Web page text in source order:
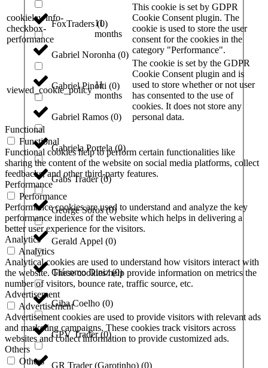
FoxTraders(0)
Gabriel Noronha (0)
Gabriel Pinotti (0)
Gabriel Ramos (0)
Gabriela Portela(0)
Gabs Trader(0)
George Soros(0)
Gerald Appel (0)
Giácomo Diniz(0)
Giba Coelho (0)
GPV Trader(0)
GR Trader (Garotinho) (0)
cookielawinfo-
checkbox-
performance
11
months
This cookie is set by GDPR
Cookie Consent plugin. The
cookie is used to store the user
consent for the cookies in the
category "Performance".
viewed_cookie_policy
11
months
The cookie is set by the GDPR
Cookie Consent plugin and is
used to store whether or not user
has consented to the use of
cookies. It does not store any
personal data.
Functional
Functional
Functional cookies help to perform certain functionalities like
sharing the content of the website on social media platforms, collect
feedbacks, and other third-party features.
Performance
Performance
Performance cookies are used to understand and analyze the key
performance indexes of the website which helps in delivering a
better user experience for the visitors.
Analytics
Analytics
Analytical cookies are used to understand how visitors interact with
the website. These cookies help provide information on metrics the
number of visitors, bounce rate, traffic source, etc.
Advertisement
Advertisement
Advertisement cookies are used to provide visitors with relevant ads
and marketing campaigns. These cookies track visitors across
websites and collect information to provide customized ads.
Others
Others